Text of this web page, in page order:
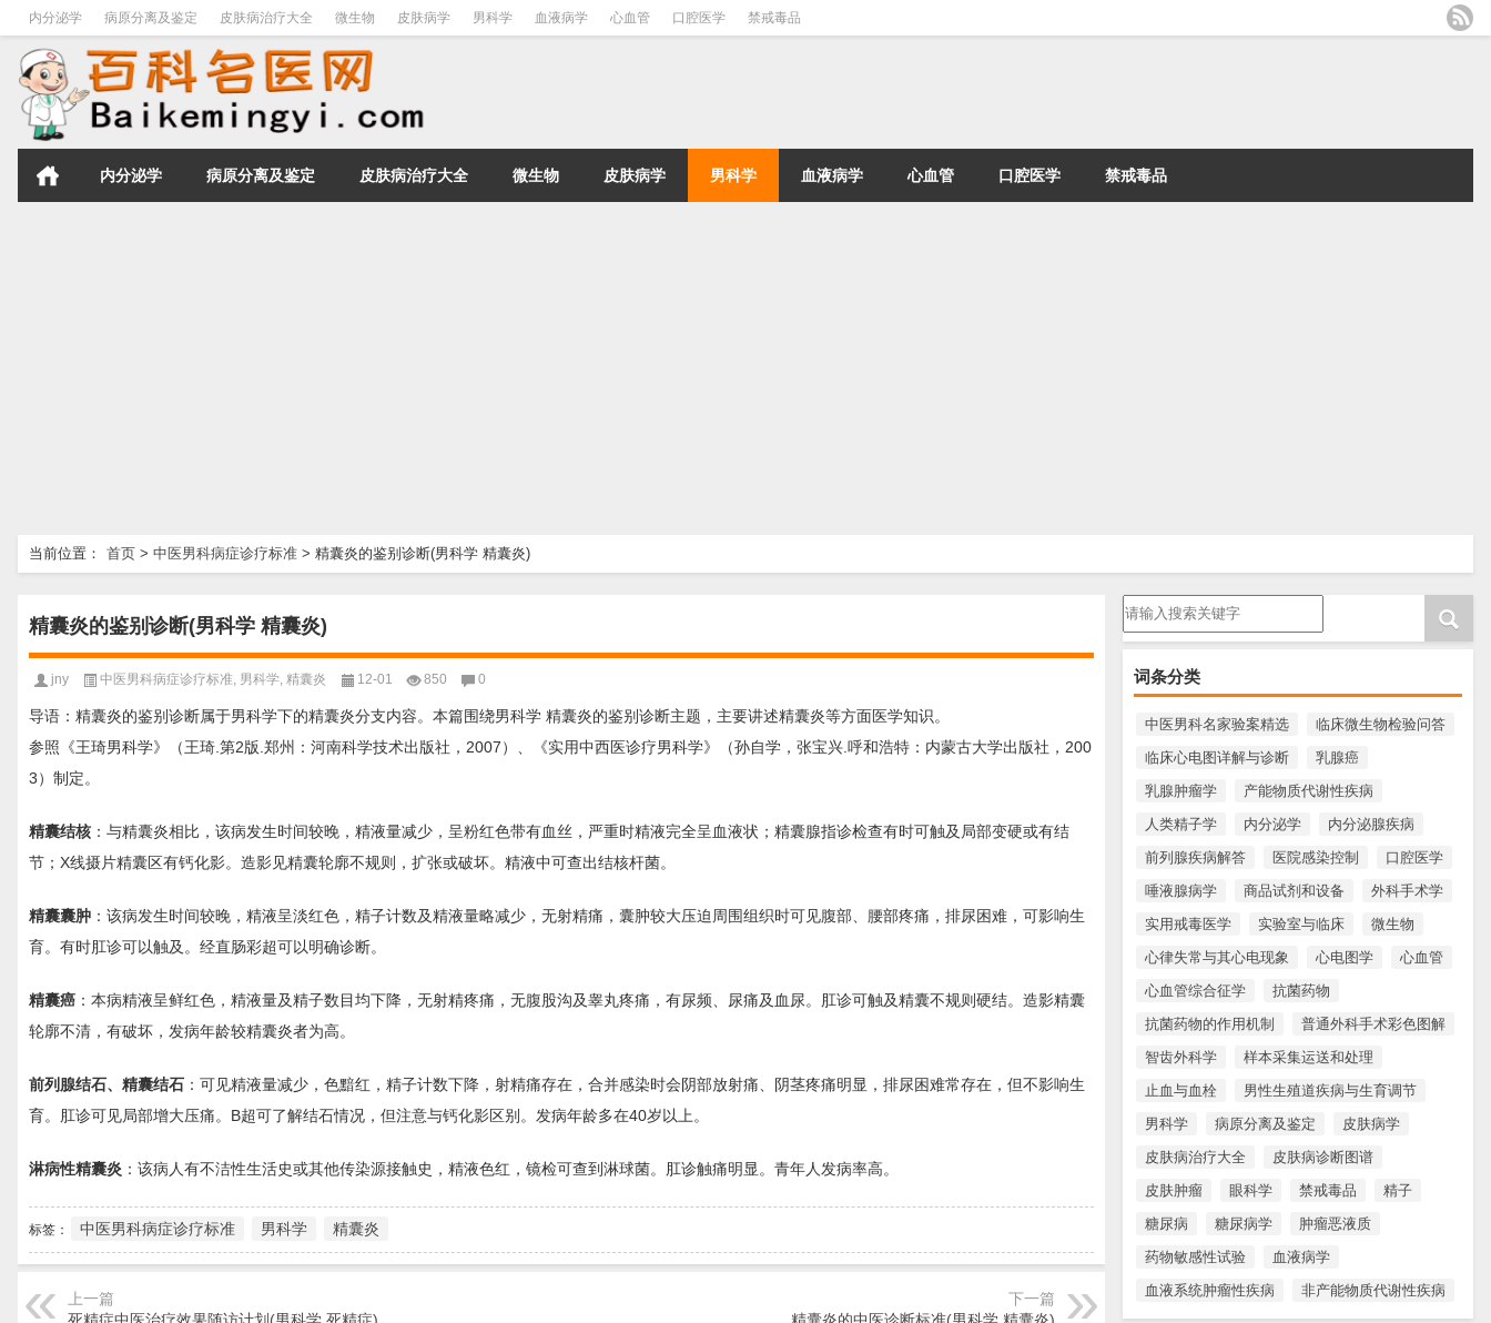
内分泌学 病原分离及鉴定 皮肤病治疗大全 微生物 皮肤病学 男科学 血液病学 心血管 口腔医学 禁戒毒品
内分泌学 病原分离及鉴定 皮肤病治疗大全 微生物 皮肤病学 男科学 血液病学 心血管 口腔医学 禁戒毒品
当前位置： 首页 > 中医男科病症诊疗标准 > 精囊炎的鉴别诊断(男科学 精囊炎)
请输入搜索内容
词条分类
中医男科名家验案精选
临床微生物检验问答
临床心电图详解与诊断
乳腺癌
乳腺肿瘤学
产能物质代谢性疾病
人类精子学
内分泌学
内分泌腺疾病
前列腺疾病解答
医院感染控制
口腔医学
唾液腺病学
商品试剂和设备
外科手术学
实用戒毒医学
实验室与临床
微生物
心律失常与其心电现象
心电图学
心血管
心血管综合征学
抗菌药物
抗菌药物的作用机制
普通外科手术彩色图解
智齿外科学
样本采集运送和处理
止血与血栓
男性生殖道疾病与生育调节
男科学
病原分离及鉴定
皮肤病学
皮肤病治疗大全
皮肤病诊断图谱
皮肤肿瘤
眼科学 禁戒毒品
精子
糖尿病
糖尿病学
肿瘤恶液质
药物敏感性试验
血液病学
血液系统肿瘤性疾病
非产能物质代谢性疾病
精囊炎的鉴别诊断(男科学 精囊炎)
jny 中医男科病症诊疗标准, 男科学, 精囊炎 12-01 850 0
导语：精囊炎的鉴别诊断属于男科学下的精囊炎分支内容。本篇围绕男科学 精囊炎的鉴别诊断主题，主要讲述精囊炎等方面医学知识。
参照《王琦男科学》（王琦.第2版.郑州：河南科学技术出版社，2007）、《实用中西医诊疗男科学》（孙自学，张宝兴.呼和浩特：内蒙古大学出版社，200
3）制定。
精囊结核 ：与精囊炎相比，该病发生时间较晚，精液量减少，呈粉红色带有血丝，严重时精液完全呈血液状；精囊腺指诊检查有时可触及局部变硬或有结
节；X线摄片精囊区有钙化影。造影见精囊轮廓不规则，扩张或破坏。精液中可查出结核杆菌。
精囊囊肿 ：该病发生时间较晚，精液呈淡红色，精子计数及精液量略减少，无射精痛，囊肿较大压迫周围组织时可见腹部、腰部疼痛，排尿困难，可影响生
育。有时肛诊可以触及。经直肠彩超可以明确诊断。
精囊癌 ：本病精液呈鲜红色，精液量及精子数目均下降，无射精疼痛，无腹股沟及睾丸疼痛，有尿频、尿痛及血尿。肛诊可触及精囊不规则硬结。造影精囊
轮廓不清，有破坏，发病年龄较精囊炎者为高。
前列腺结石、精囊结石 ：可见精液量减少，色黯红，精子计数下降，射精痛存在，合并感染时会阴部放射痛、阴茎疼痛明显，排尿困难常存在，但不影响生
育。肛诊可见局部增大压痛。B超可了解结石情况，但注意与钙化影区别。发病年龄多在40岁以上。
淋病性精囊炎 ：该病人有不洁性生活史或其他传染源接触史，精液色红，镜检可查到淋球菌。肛诊触痛明显。青年人发病率高。
标签： 中医男科病症诊疗标准 男科学 精囊炎
上一篇
死精症中医治疗效果随访计划(男科学 死精症)
下一篇
精囊炎的中医诊断标准(男科学 精囊炎)